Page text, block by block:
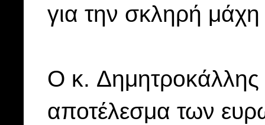
για την σκληρή
Ο κ. Δημητροκάλλης
αποτέλεσμα των